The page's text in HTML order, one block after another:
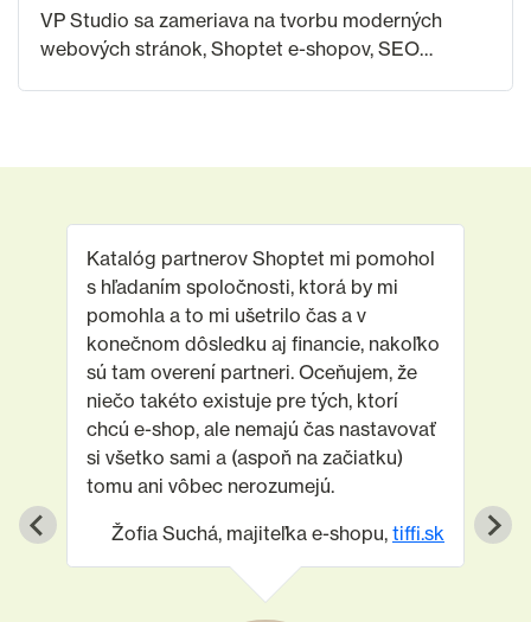
VP Studio sa zameriava na tvorbu moderných
webových stránok, Shoptet e-shopov, SEO
Katalóg partnerov Shoptet mi pomohol
s hľadaním spoločnosti, ktorá by mi
pomohla a to mi ušetrilo čas a v
konečnom dôsledku aj financie, nakoľko
sú tam overení partneri. Oceňujem, že
niečo takéto existuje pre tých, ktorí
chcú e-shop, ale nemajú čas nastavovať
si všetko sami a (aspoň na začiatku)
tomu ani vôbec nerozumejú.
Žofia Suchá, majiteľka e-shopu, tiffi.sk